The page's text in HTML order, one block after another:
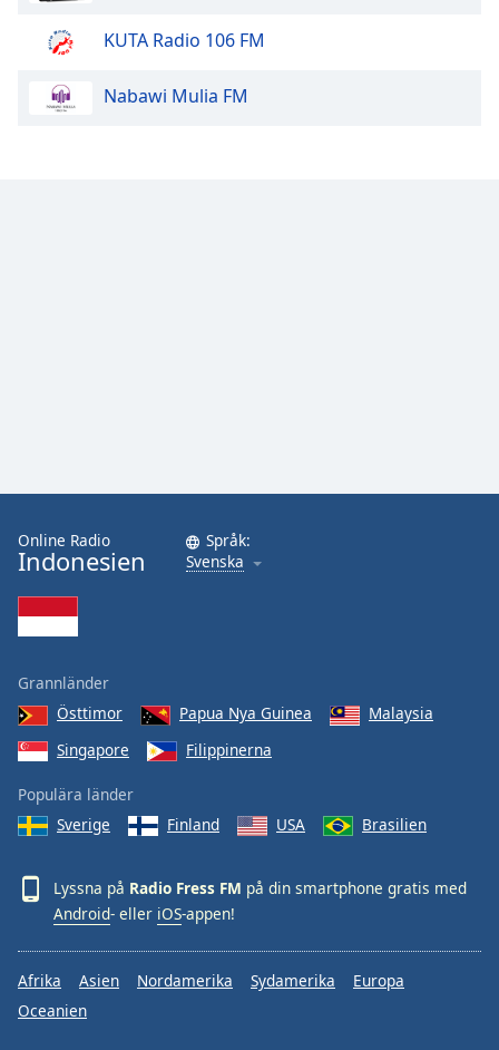
KUTA Radio 106 FM
Nabawi Mulia FM
Online Radio
Indonesien
Språk:
Svenska
Grannländer
Östtimor
Papua Nya Guinea
Malaysia
Singapore
Filippinerna
Populära länder
Sverige
Finland USA Brasilien
Lyssna på Radio Fress FM på din smartphone gratis med
Android- eller iOS-appen!
Afrika Asien Nordamerika Sydamerika
Europa
Oceanien